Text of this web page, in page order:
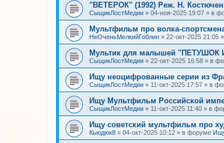
"ВЕТЕРОК" (1992) Реж. Н.
СыщикЛостМедии » 04-ноя-2025 19:07 » в
Мультфильм про волка-
НеОченьМелкийГоблин » 22-окт-2025 21:05
Мультик для малышей "ПЕТУШОК
СыщикЛостМедии » 22-окт-2025 16:58 » в
Ищу неоцифрованные серии из
СыщикЛостМедии » 11-окт-2025 17:57 » в
Ищу Мультфильм Российской
СыщикЛостМедии » 11-окт-2025 11:40 » в
Ищу советский мультфильм про
Кьюдюк8 » 04-окт-2025 10:12 » в форуме